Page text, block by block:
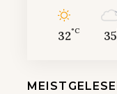
32°C 35